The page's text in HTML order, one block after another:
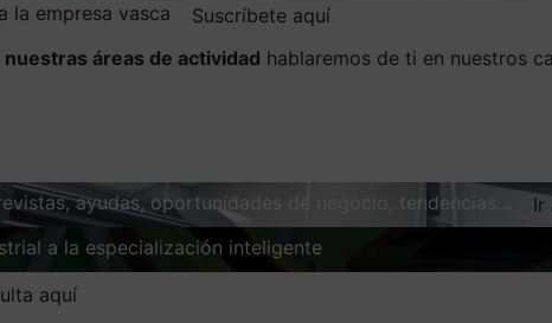
la empresa vasca
Suscríbete aquí
áreas de actividad hablaremos de ti en nuestros
ayudas, oportunidades de negocio, tendencias…
Ir
a la especialización inteligente
aquí